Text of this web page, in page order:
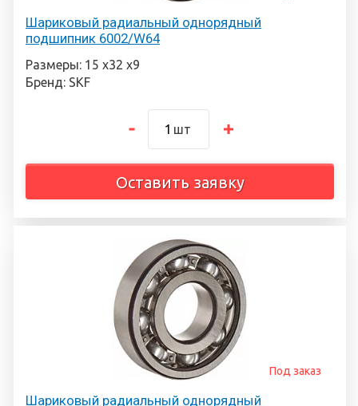
Шариковый радиальный однорядный
подшипник 6002/W64
Размеры: 15 х32 х9
Бренд: SKF
шт
Оставить заявку
Шариковый радиальный однорядный
Под заказ